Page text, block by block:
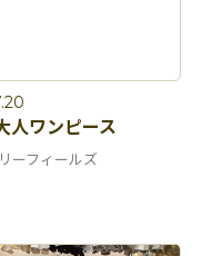
人ワンピース
ーフィールズ